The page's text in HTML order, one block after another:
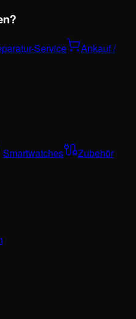
Service
Ankauf /
Smartwatches
Zubehör